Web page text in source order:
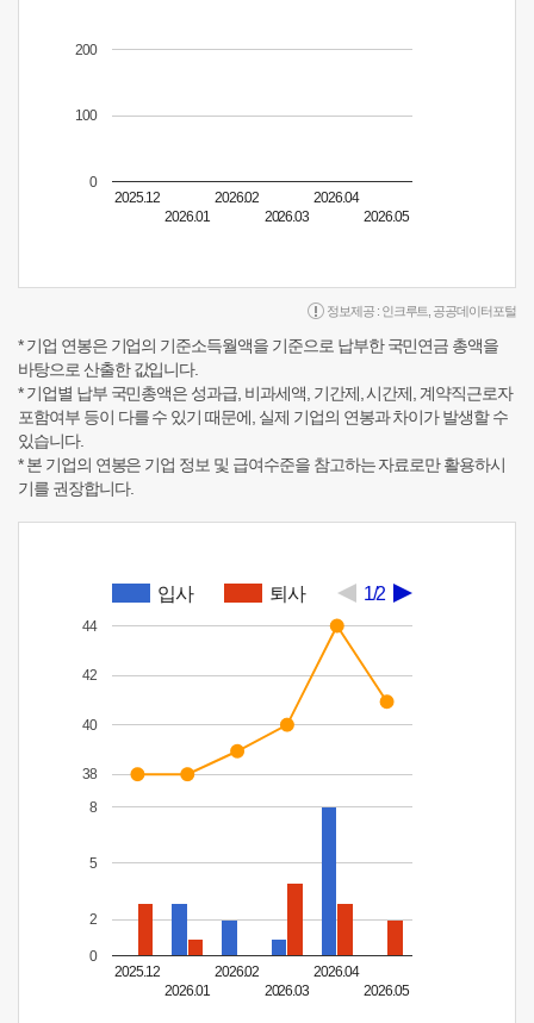
2025.12
2026.01
2026.02
2026.03
2026.04
2026.05
0
100
200
정보제공 : 인크루트 공공데이터포털
* 기업 연봉은 기업의 기준소득월액을 기준으로 납부한 국민연금 총액을
바탕으로 산출한 값입니다.
* 기업별 납부 국민총액은 성과급, 비과세액, 기간제, 시간제, 계약직근로자
포함여부 등이 다를 수 있기 때문에, 실제 기업의 연봉과 차이가 발생할 수
있습니다.
* 본 기업의 연봉은 기업 정보 및 급여수준을 참고하는 자료로만 활용하시
기를 권장합니다.
입사 퇴사 1/2
2025.12
2026.01
2026.02
2026.03
2026.04
2026.05
0
2
5
8
38
40
42
44